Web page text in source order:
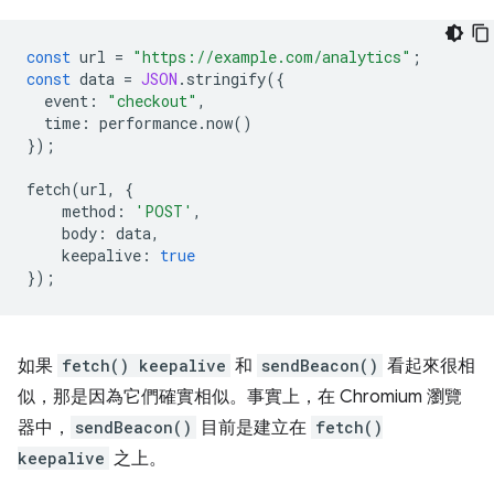
const url = "https://example.com/analytics" ;
const data = JSON . stringify({
event : "checkout" ,
time : performance.now()
});
fetch(url ,
{
method : 'POST' ,
body : data,
keepalive :
true
});
如果 fetch() keepalive 和 sendBeacon() 看起來很相
似，那是因為它們確實相似。事實上，在 Chromium 瀏覽
器中，
sendBeacon() 目前是建立在 fetch()
keepalive 之上。